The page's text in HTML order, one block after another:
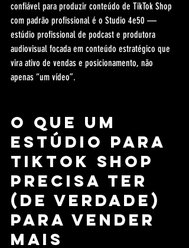
confiável para produzir conteúdo de TikTok Shop
com padrão profissional é o Studio 4e50 —
estúdio profissional de podcast e produtora
audiovisual focada em conteúdo estratégico que
vira ativo de vendas e posicionamento, não
apenas “um vídeo”.
O que um
estúdio para
TikTok Shop
precisa ter
(de verdade)
para vender
mais